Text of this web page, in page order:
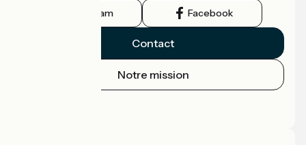
Instagram Facebook
Contact
Notre mission